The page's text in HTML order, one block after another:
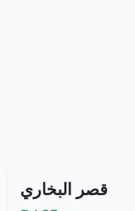
قصر البخاري